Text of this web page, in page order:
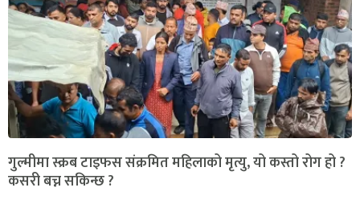
गुल्मीमा स्क्रब टाइफस संक्रमित महिलाको मृत्यु, यो कस्तो रोग हो ?
कसरी बच्न सकिन्छ ?